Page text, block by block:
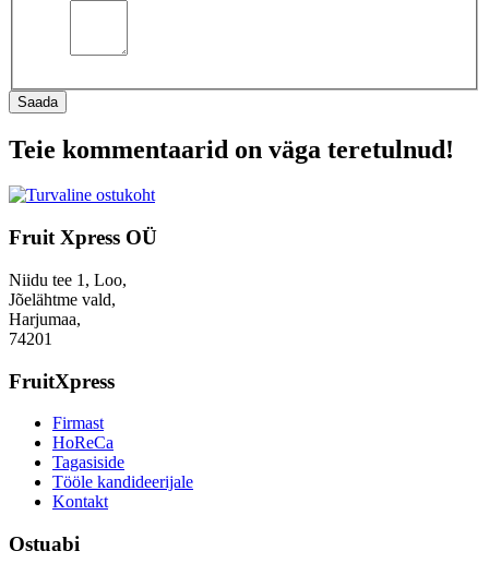
Saada
Teie kommentaarid on väga teretulnud!
Fruit Xpress OÜ
Niidu tee 1, Loo,
Jõelähtme vald,
Harjumaa,
74201
FruitXpress
Firmast
HoReCa
Tagasiside
Tööle kandideerijale
Kontakt
Ostuabi